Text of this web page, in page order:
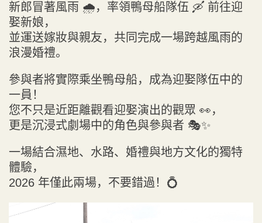
新郎冒著風雨 🌧️，率領鴨母船隊伍 🛶 前往迎
娶新娘，
並運送嫁妝與親友，共同完成一場跨越風雨的
浪漫婚禮。
參與者將實際乘坐鴨母船，成為迎娶隊伍中的
一員！
您不只是近距離觀看迎娶演出的觀眾 👀，
更是沉浸式劇場中的角色與參與者 🎭✨
一場結合濕地、水路、婚禮與地方文化的獨特
體驗，
2026 年僅此兩場，不要錯過！💍